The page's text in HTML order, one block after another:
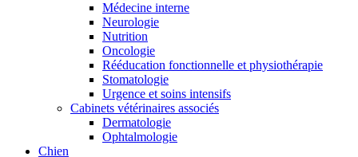
Médecine interne
Neurologie
Nutrition
Oncologie
Rééducation fonctionnelle et physiothérapie
Stomatologie
Urgence et soins intensifs
Cabinets vétérinaires associés
Dermatologie
Ophtalmologie
Chien